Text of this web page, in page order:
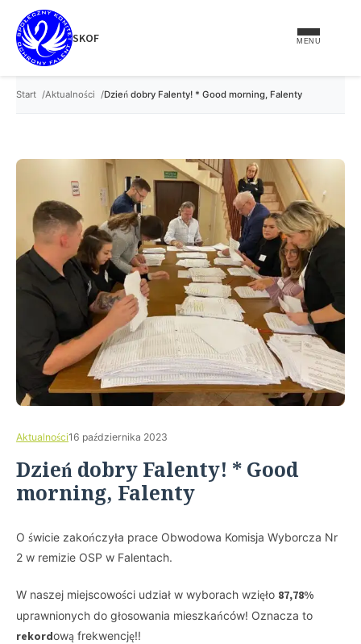
treści
SKOF MENU
Start Aktualności Dzień dobry Falenty! * Good morning, Falenty
Aktualności16 października 2023
Dzień dobry Falenty! * Good
morning, Falenty
O świcie zakończyła prace Obwodowa Komisja Wyborcza Nr
2 w remizie OSP w Falentach.
W naszej miejscowości udział w wyborach wzięło 87,78%
uprawnionych do głosowania mieszkańców! Oznacza to
rekordową frekwencję!!